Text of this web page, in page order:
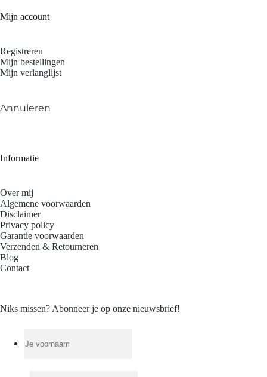
Mijn account
Registreren
Mijn bestellingen
Mijn verlanglijst
Annuleren
Informatie
Over mij
Algemene voorwaarden
Disclaimer
Privacy policy
Garantie voorwaarden
Verzenden & Retourneren
Blog
Contact
Niks missen? Abonneer je op onze nieuwsbrief!